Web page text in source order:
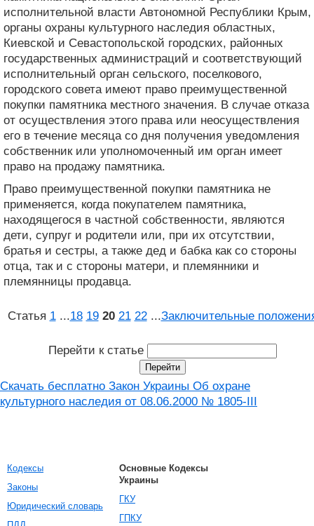
исполнительной власти Автономной Республики Крым,
органы охраны культурного наследия областных,
Киевской и Севастопольской городских, районных
государственных администраций и соответствующий
исполнительный орган сельского, поселкового,
городского совета имеют право преимущественной
покупки памятника местного значения. В случае отказа
от осуществления этого права или неосуществления
его в течение месяца со дня получения уведомления
собственник или уполномоченный им орган имеет
право на продажу памятника.
Право преимущественной покупки памятника не
применяется, когда покупателем памятника,
находящегося в частной собственности, являются
дети, супруг и родители или, при их отсутствии,
братья и сестры, а также дед и бабка как со стороны
отца, так и с стороны матери, и племянники и
племянницы продавца.
Статья 1 ...18 19 20 21 22 ...Заключительные
Перейти к статье
Скачать бесплатно Закон Украины Об охране
культурного наследия от 08.06.2000 № 1805-III
Кодексы
Законы
Юридический словарь
Основные Кодексы
Украины
ГКУ
ГПКУ